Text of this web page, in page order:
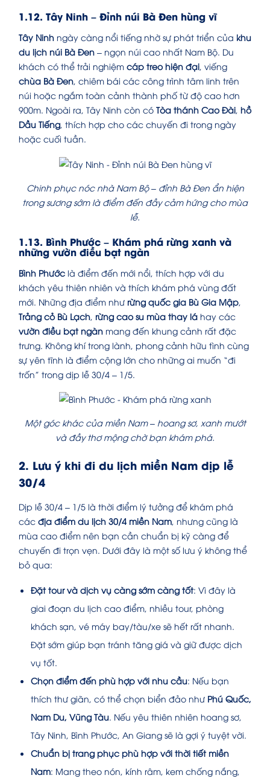
1.12. Tây Ninh – Đỉnh núi Bà Đen hùng vĩ
Tây Ninh ngày càng nổi tiếng nhờ sự phát triển của khu
du lịch núi Bà Đen – ngọn núi cao nhất Nam Bộ. Du
khách có thể trải nghiệm cáp treo hiện đại, viếng
chùa Bà Đen, chiêm bái các công trình tâm linh trên
núi hoặc ngắm toàn cảnh thành phố từ độ cao hơn
900m. Ngoài ra, Tây Ninh còn có Tòa thánh Cao Đài, hồ
Dầu Tiếng, thích hợp cho các chuyến đi trong ngày
hoặc cuối tuần.
Chinh phục nóc nhà Nam Bộ – đỉnh Bà Đen ẩn hiện
trong sương sớm là điểm đến đầy cảm hứng cho mùa
lễ.
1.13. Bình Phước – Khám phá rừng xanh và
những vườn điều bạt ngàn
Bình Phước là điểm đến mới nổi, thích hợp với du
khách yêu thiên nhiên và thích khám phá vùng đất
mới. Những địa điểm như rừng quốc gia Bù Gia Mập
Trảng cỏ Bù Lạch rừng cao su mùa thay lá hay các
vườn điều bạt ngàn mang đến khung cảnh rất đặc
trưng. Không khí trong lành, phong cảnh hữu tình cùng
sự yên tĩnh là điểm cộng lớn cho những ai muốn “đi
trốn” trong dịp lễ 30/4 – 1/5.
Một góc khác của miền Nam – hoang sơ, xanh mướt
và đầy thơ mộng chờ bạn khám phá.
2. Lưu ý khi đi du lịch miền Nam dịp lễ
30/4
Dịp lễ 30/4 – 1/5 là thời điểm lý tưởng để khám phá
các địa điểm du lịch 30/4 miền Nam , nhưng cũng là
mùa cao điểm nên bạn cần chuẩn bị kỹ càng để
chuyến đi trọn vẹn. Dưới đây là một số lưu ý không thể
bỏ qua:
Đặt tour và dịch vụ càng sớm càng tốt: Vì đây là
giai đoạn du lịch cao điểm, nhiều tour, phòng
khách sạn, vé máy bay/tàu/xe sẽ hết rất nhanh.
Đặt sớm giúp bạn tránh tăng giá và giữ được dịch
vụ tốt.
Chọn điểm đến phù hợp với nhu cầu: Nếu bạn
thích thư giãn, có thể chọn biển đảo như Phú Quốc,
Nam Du, Vũng Tàu . Nếu yêu thiên nhiên hoang sơ,
Tây Ninh, Bình Phước, An Giang sẽ là gợi ý tuyệt vời.
Chuẩn bị trang phục phù hợp với thời tiết miền
Nam: Mang theo nón, kính râm, kem chống nắng,